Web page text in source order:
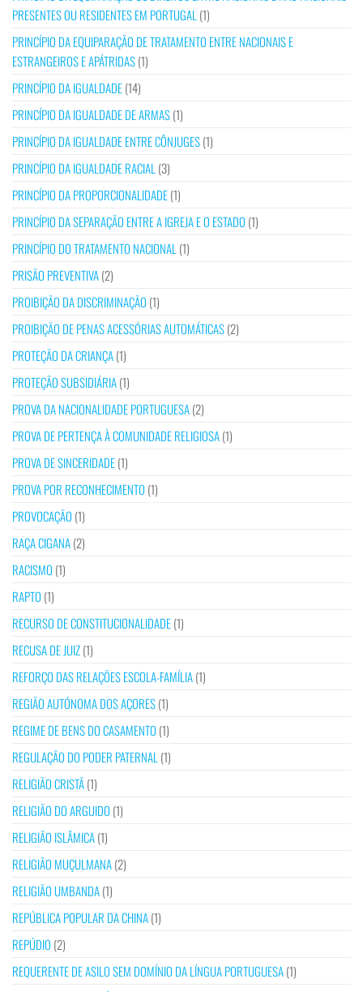
PRESENTES OU RESIDENTES EM PORTUGAL (1)
PRINCÍPIO DA EQUIPARAÇÃO DE TRATAMENTO ENTRE NACIONAIS E
ESTRANGEIROS E APÁTRIDAS(1)
PRINCÍPIO DA IGUALDADE(14)
PRINCÍPIO DA IGUALDADE DE ARMAS(1)
PRINCÍPIO DA IGUALDADE ENTRE CÔNJUGES(1)
PRINCÍPIO DA IGUALDADE RACIAL (3)
PRINCÍPIO DA PROPORCIONALIDADE(1)
PRINCÍPIO DA SEPARAÇÃO ENTRE A IGREJA E O ESTADO (1)
PRINCÍPIO DO TRATAMENTO NACIONAL (1)
PRISÃO PREVENTIVA(2)
PROIBIÇÃO DA DISCRIMINAÇÃO (1)
PROIBIÇÃO DE PENAS ACESSÓRIAS AUTOMÁTICAS(2)
PROTEÇÃO DA CRIANÇA(1)
PROTEÇÃO SUBSIDIÁRIA(1)
PROVA DA NACIONALIDADE PORTUGUESA(2)
PROVA DE PERTENÇA À COMUNIDADE RELIGIOSA(1)
PROVA DE SINCERIDADE(1)
PROVA POR RECONHECIMENTO (1)
PROVOCAÇÃO (1)
RAÇA CIGANA(2)
RACISMO (1)
RAPTO (1)
RECURSO DE CONSTITUCIONALIDADE(1)
RECUSA DE JUIZ(1)
REFORÇO DAS RELAÇÕES ESCOLA-FAMÍLIA(1)
REGIÃO AUTÓNOMA DOS AÇORES(1)
REGIME DE BENS DO CASAMENTO (1)
REGULAÇÃO DO PODER PATERNAL (1)
RELIGIÃO CRISTÃ(1)
RELIGIÃO DO ARGUIDO (1)
RELIGIÃO ISLÂMICA(1)
RELIGIÃO MUÇULMANA(2)
RELIGIÃO UMBANDA(1)
REPÚBLICA POPULAR DA CHINA(1)
REPÚDIO (2)
REQUERENTE DE ASILO SEM DOMÍNIO DA LÍNGUA PORTUGUESA(1)